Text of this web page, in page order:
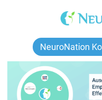
NeuroNation